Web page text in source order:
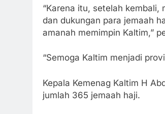
“Karena itu, setelah
dan dukungan para jemaah
amanah memimpin Kaltim,”
“Semoga Kaltim menjadi
Kepala Kemenag Kaltim H
jumlah 365 jemaah haji.